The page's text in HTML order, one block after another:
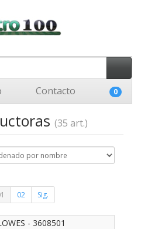
Contacto 0
(35 art.)
02 Sig.
- 3608501